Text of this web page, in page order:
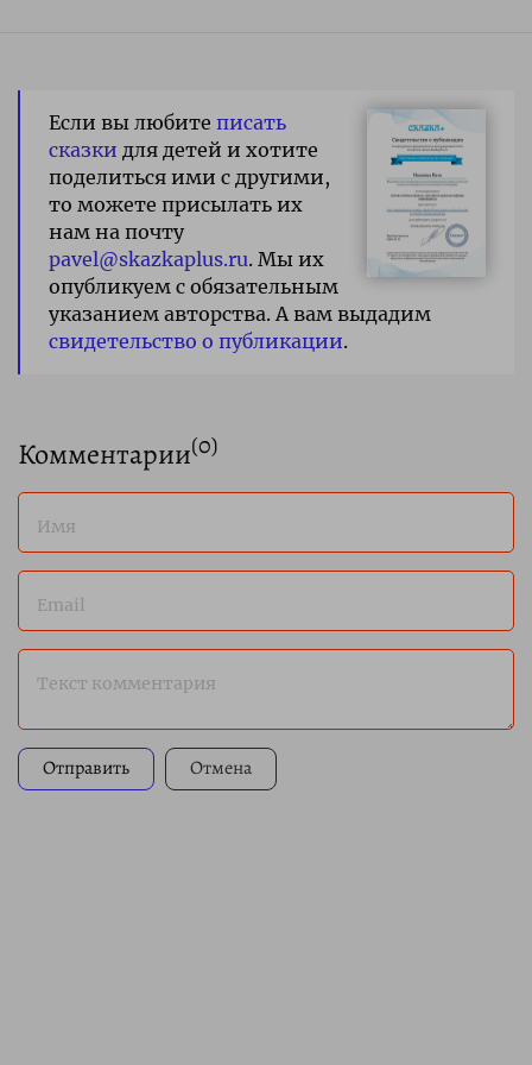
Если вы любите писать
сказки для детей и хотите
поделиться ими с другими,
то можете присылать их
нам на почту
pavel@skazkaplus.ru. Мы их
опубликуем с обязательным
указанием авторства. А вам выдадим
свидетельство о публикации.
Комментарии(0)
Имя
Email
Текст комментария
Отправить Отмена